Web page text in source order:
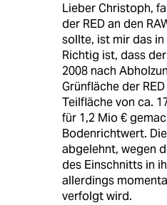
Lieber Christoph,
der RED an den
sollte, ist mir das
Richtig ist, dass
2008 nach
Grünfläche der
Teilfläche von ca.
für 1,2 Mio €
Bodenrichtwert.
abgelehnt, wegen
des Einschnitts in
allerdings
verfolgt wird.